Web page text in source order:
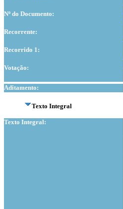
Nº do Documento:
Recorrente:
Recorrido 1:
Votação:
Aditamento:
Texto Integral
Texto Integral: